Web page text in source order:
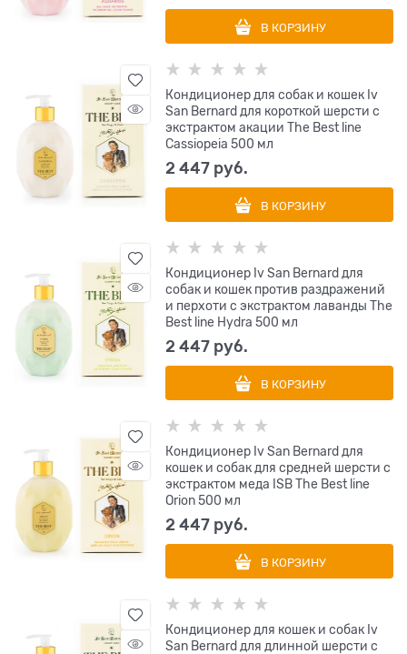
В КОРЗИНУ
Кондиционер для собак и кошек Iv
San Bernard для короткой шерсти с
экстрактом акации The Best line
Cassiopeia 500 мл
2 447 руб.
В КОРЗИНУ
Кондиционер Iv San Bernard для
собак и кошек против раздражений
и перхоти с экстрактом лаванды The
Best line Hydra 500 мл
2 447 руб.
В КОРЗИНУ
Кондиционер Iv San Bernard для
кошек и собак для средней шерсти с
экстрактом меда ISB The Best line
Orion 500 мл
2 447 руб.
В КОРЗИНУ
Кондиционер для кошек и собак Iv
San Bernard для длинной шерсти с